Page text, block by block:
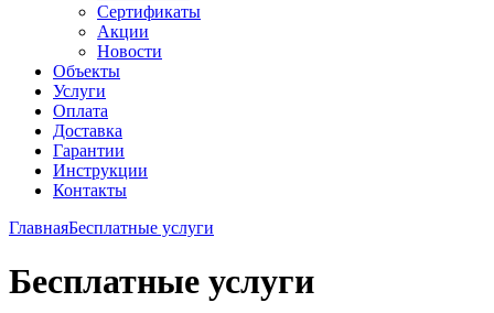
Сертификаты
Акции
Новости
Объекты
Услуги
Оплата
Доставка
Гарантии
Инструкции
Контакты
ГлавнаяБесплатные услуги
Бесплатные услуги